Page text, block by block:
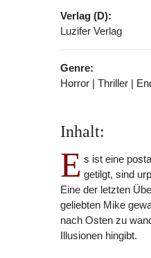
Verlag (D):
Luzifer Verlag
Genre:
Horror | Thriller |
Inhalt:
E s ist eine
getilgt, sind
Eine der letzten
geliebten Mike
nach Osten zu
Illusionen hingibt.